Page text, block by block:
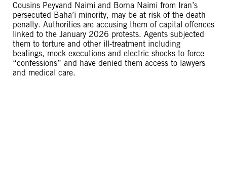
Cousins Peyvand Naimi and Borna Naimi from Iran’s
persecuted Baha’i minority, may be at risk of the death
penalty. Authorities are accusing them of capital offences
linked to the January 2026 protests. Agents subjected
them to torture and other ill-treatment including
beatings, mock executions and electric shocks to force
“confessions” and have denied them access to lawyers
and medical care.